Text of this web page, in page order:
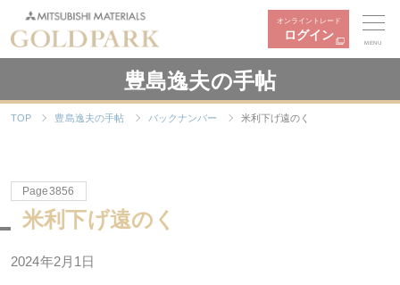
オンライントレード
ログイン
MENU
豊島逸夫の手帖
TOP 豊島逸夫の手帖 バックナンバー 米利下げ遠のく
Page3856
米利下げ遠のく
2024年2月1日